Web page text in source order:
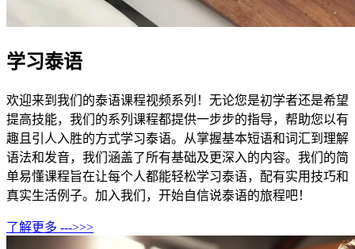
学习泰语
欢迎来到我们的泰语课程视频系列！无论您是初学者还是希望
提高技能，我们的系列课程都提供一步步的指导，帮助您以有
趣且引人入胜的方式学习泰语。从掌握基本短语和词汇到理解
语法和发音，我们涵盖了所有基础及更深入的内容。我们的简
单易懂课程旨在让每个人都能轻松学习泰语，配有实用技巧和
真实生活例子。加入我们，开始自信说泰语的旅程吧！
了解更多 --->>>